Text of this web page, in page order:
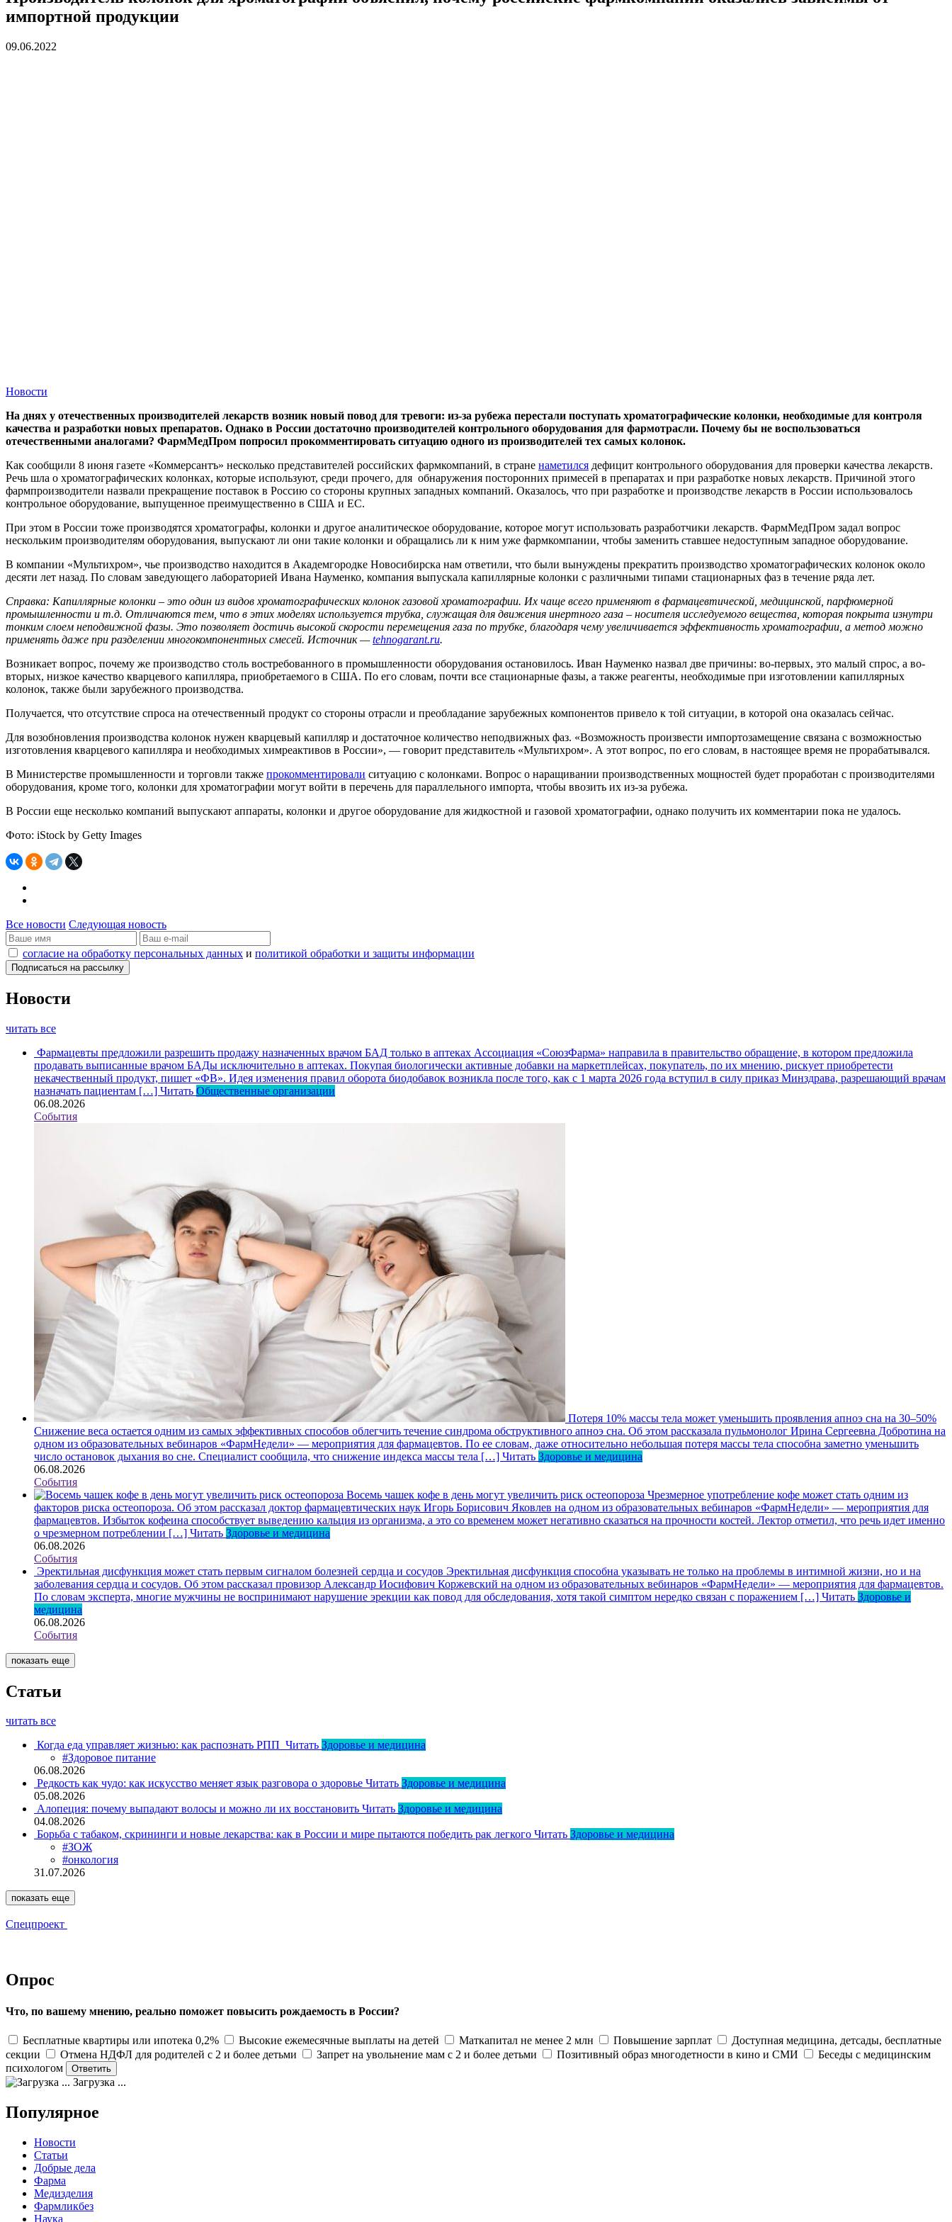
импортной продукции
09.06.2022
Новости
На днях у отечественных производителей лекарств возник новый повод для тревоги: из-за рубежа перестали поступать хроматографические колонки, необходимые для контроля
качества и разработки новых препаратов. Однако в России достаточно производителей контрольного оборудования для фармотрасли. Почему бы не воспользоваться
отечественными аналогами? ФармМедПром попросил прокомментировать ситуацию одного из производителей тех самых колонок.
Как сообщили 8 июня газете «Коммерсантъ» несколько представителей российских фармкомпаний, в стране наметился дефицит контрольного оборудования для проверки качества лекарств.
Речь шла о хроматографических колонках, которые используют, среди прочего, для обнаружения посторонних примесей в препаратах и при разработке новых лекарств. Причиной этого
фармпроизводители назвали прекращение поставок в Россию со стороны крупных западных компаний. Оказалось, что при разработке и производстве лекарств в России использовалось
контрольное оборудование, выпущенное преимущественно в США и ЕС.
При этом в России тоже производятся хроматографы, колонки и другое аналитическое оборудование, которое могут использовать разработчики лекарств. ФармМедПром задал вопрос
нескольким производителям оборудования, выпускают ли они такие колонки и обращались ли к ним уже фармкомпании, чтобы заменить ставшее недоступным западное оборудование.
В компании «Мультихром», чье производство находится в Академгородке Новосибирска нам ответили, что были вынуждены прекратить производство хроматографических колонок около
десяти лет назад. По словам заведующего лабораторией Ивана Науменко, компания выпускала капиллярные колонки с различными типами стационарных фаз в течение ряда лет.
Справка: Капиллярные колонки – это один из видов хроматографических колонок газовой хроматографии. Их чаще всего применяют в фармацевтической, медицинской, парфюмерной
промышленности и т.д. Отличаются тем, что в этих моделях используется трубка, служащая для движения инертного газа – носителя исследуемого вещества, которая покрыта изнутри
тонким слоем неподвижной фазы. Это позволяет достичь высокой скорости перемещения газа по трубке, благодаря чему увеличивается эффективность хроматографии, а метод можно
применять даже при разделении многокомпонентных смесей. Источник —tehnogarant.ru.
Возникает вопрос, почему же производство столь востребованного в промышленности оборудования остановилось. Иван Науменко назвал две причины: во-первых, это малый спрос, а во-
вторых, низкое качество кварцевого капилляра, приобретаемого в США. По его словам, почти все стационарные фазы, а также реагенты, необходимые при изготовлении капиллярных
колонок, также были зарубежного производства.
Получается, что отсутствие спроса на отечественный продукт со стороны отрасли и преобладание зарубежных компонентов привело к той ситуации, в которой она оказалась сейчас.
Для возобновления производства колонок нужен кварцевый капилляр и достаточное количество неподвижных фаз. «Возможность произвести импортозамещение связана с возможностью
изготовления кварцевого капилляра и необходимых химреактивов в России», — говорит представитель «Мультихром». А этот вопрос, по его словам, в настоящее время не прорабатывался.
В Министерстве промышленности и торговли также прокомментировали ситуацию с колонками. Вопрос о наращивании производственных мощностей будет проработан с производителями
оборудования, кроме того, колонки для хроматографии могут войти в перечень для параллельного импорта, чтобы ввозить их из-за рубежа.
В России еще несколько компаний выпускают аппараты, колонки и другое оборудование для жидкостной и газовой хроматографии, однако получить их комментарии пока не удалось.
Фото: iStock by Getty Images
Все новости Следующая новость
согласие на обработку персональных данных и политикой обработки и защиты информации
Новости
читать все
Фармацевты предложили разрешить продажу назначенных врачом БАД только в аптеках Ассоциация «СоюзФарма» направила в правительство обращение, в котором предложила
продавать выписанные врачом БАДы исключительно в аптеках. Покупая биологически активные добавки на маркетплейсах, покупатель, по их мнению, рискует приобретести
некачественный продукт, пишет «ФВ». Идея изменения правил оборота биодобавок возникла после того, как с 1 марта 2026 года вступил в силу приказ Минздрава, разрешающий врачам
назначать пациентам […] Читать Общественные организации
06.08.2026
События
Потеря 10% массы тела может уменьшить проявления апноэ сна на 30–50%
Снижение веса остается одним из самых эффективных способов облегчить течение синдрома обструктивного апноэ сна. Об этом рассказала пульмонолог Ирина Сергеевна Добротина на
одном из образовательных вебинаров «ФармНедели» — мероприятия для фармацевтов. По ее словам, даже относительно небольшая потеря массы тела способна заметно уменьшить
число остановок дыхания во сне. Специалист сообщила, что снижение индекса массы тела […] Читать Здоровье и медицина
06.08.2026
События
Восемь чашек кофе в день могут увеличить риск остеопороза Чрезмерное употребление кофе может стать одним из
факторов риска остеопороза. Об этом рассказал доктор фармацевтических наук Игорь Борисович Яковлев на одном из образовательных вебинаров «ФармНедели» — мероприятия для
фармацевтов. Избыток кофеина способствует выведению кальция из организма, а это со временем может негативно сказаться на прочности костей. Лектор отметил, что речь идет именно
о чрезмерном потреблении […] Читать Здоровье и медицина
06.08.2026
События
Эректильная дисфункция может стать первым сигналом болезней сердца и сосудов Эректильная дисфункция способна указывать не только на проблемы в интимной жизни, но и на
заболевания сердца и сосудов. Об этом рассказал провизор Александр Иосифович Коржевский на одном из образовательных вебинаров «ФармНедели» — мероприятия для фармацевтов.
По словам эксперта, многие мужчины не воспринимают нарушение эрекции как повод для обследования, хотя такой симптом нередко связан с поражением […] Читать Здоровье и
медицина
06.08.2026
События
показать еще
Статьи
читать все
Когда еда управляет жизнью: как распознать РПП Читать Здоровье и медицина
#Здоровое питание
06.08.2026
Редкость как чудо: как искусство меняет язык разговора о здоровье Читать Здоровье и медицина
05.08.2026
Алопеция: почему выпадают волосы и можно ли их восстановить Читать Здоровье и медицина
04.08.2026
Борьба с табаком, скрининги и новые лекарства: как в России и мире пытаются победить рак легкого Читать Здоровье и медицина
#ЗОЖ
#онкология
31.07.2026
показать еще
Спецпроект
Опрос
Что, по вашему мнению, реально поможет повысить рождаемость в России?
Бесплатные квартиры или ипотека 0,2% Высокие ежемесячные выплаты на детей Маткапитал не менее 2 млн Повышение зарплат
Доступная медицина, детсады, бесплатные
секции
Отмена НДФЛ для родителей с 2 и более детьми Запрет на увольнение мам с 2 и более детьми Позитивный образ многодетности в кино и СМИ
Беседы с медицинским
психологом
Загрузка ...
Популярное
Новости
Статьи
Добрые дела
Фарма
Медизделия
Фармликбез
Наука